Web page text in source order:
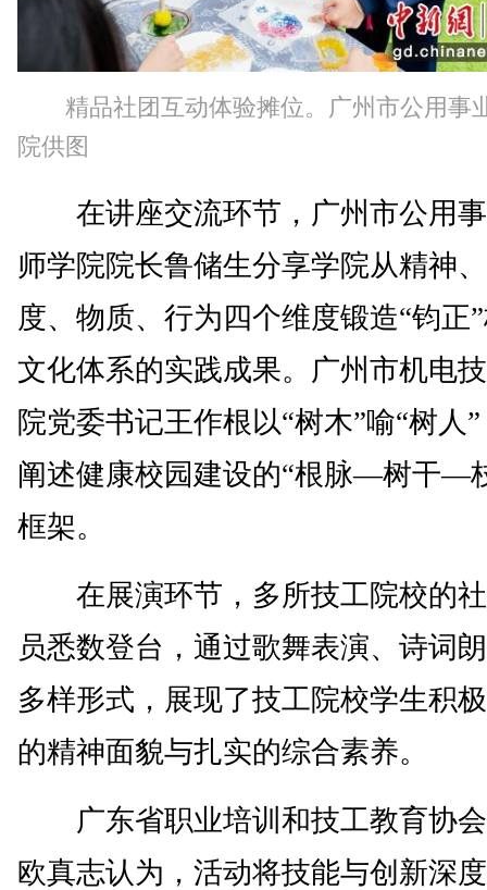
精品社团互动体验摊位。广州市公用事
院供图
在讲座交流环节，广州市公用
师学院院长鲁储生分享学院从精神
度、物质、行为四个维度锻造“钧正
文化体系的实践成果。广州市机电
院党委书记王作根以“树木”喻“树人
阐述健康校园建设的“根脉—树干—
框架。
在展演环节，多所技工院校的
员悉数登台，通过歌舞表演、诗词
多样形式，展现了技工院校学生积
的精神面貌与扎实的综合素养。
广东省职业培训和技工教育协
欧真志认为，活动将技能与创新深